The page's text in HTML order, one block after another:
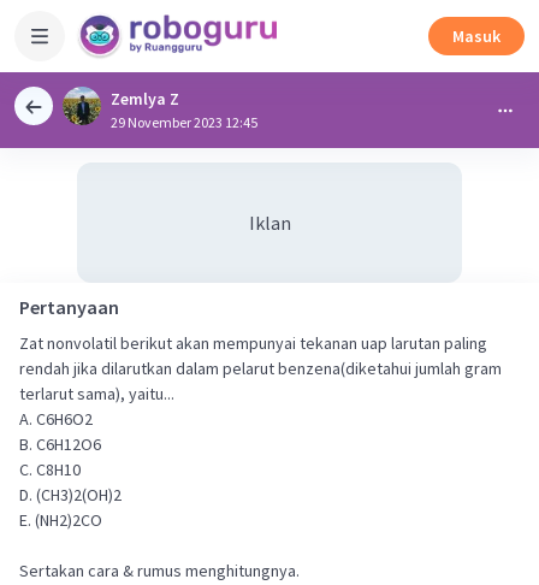
Masuk
Zemlya Z
29 November 2023 12:45
Iklan
Pertanyaan
Zat nonvolatil berikut akan mempunyai tekanan uap larutan paling
rendah jika dilarutkan dalam pelarut benzena(diketahui jumlah gram
terlarut sama), yaitu...
A. C6H6O2
B. C6H12O6
C. C8H10
D. (CH3)2(OH)2
E. (NH2)2CO
Sertakan cara & rumus menghitungnya.